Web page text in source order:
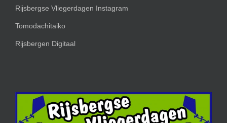
Rijsbergse Vliegerdagen Instagram
Tomodachitaiko
Rijsbergen Digitaal